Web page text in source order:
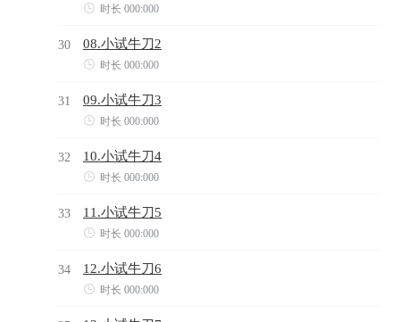
 时长 000:000
30 08.小试牛刀2
 时长 000:000
31 09.小试牛刀3
 时长 000:000
32 10.小试牛刀4
 时长 000:000
33 11.小试牛刀5
 时长 000:000
34 12.小试牛刀6
 时长 000:000